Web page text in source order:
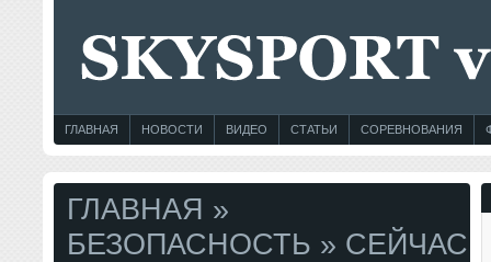
ГЛАВНАЯ НОВОСТИ ВИДЕО СТАТЬИ СОРЕВНОВАНИЯ
ГЛАВНАЯ »
БЕЗОПАСНОСТЬ » СЕЙЧАС